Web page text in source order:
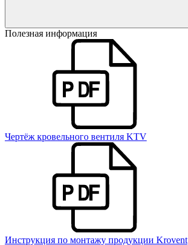
Полезная информация
Чертёж кровельного вентиля KTV
Инструкция по монтажу продукции Krovent